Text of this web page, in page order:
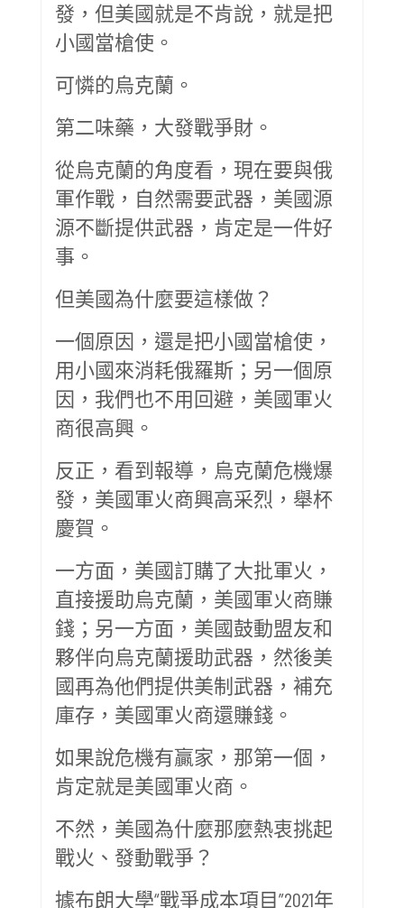
發，但美國就是不肯說，就是把
小國當槍使。
可憐的烏克蘭。
第二味藥，大發戰爭財。
從烏克蘭的角度看，現在要與俄
軍作戰，自然需要武器，美國源
源不斷提供武器，肯定是一件好
事。
但美國為什麼要這樣做？
一個原因，還是把小國當槍使，
用小國來消耗俄羅斯；另一個原
因，我們也不用回避，美國軍火
商很高興。
反正，看到報導，烏克蘭危機爆
發，美國軍火商興高采烈，舉杯
慶賀。
一方面，美國訂購了大批軍火，
直接援助烏克蘭，美國軍火商賺
錢；另一方面，美國鼓動盟友和
夥伴向烏克蘭援助武器，然後美
國再為他們提供美制武器，補充
庫存，美國軍火商還賺錢。
如果說危機有贏家，那第一個，
肯定就是美國軍火商。
不然，美國為什麼那麼熱衷挑起
戰火、發動戰爭？
據布朗大學“戰爭成本項目”2021年